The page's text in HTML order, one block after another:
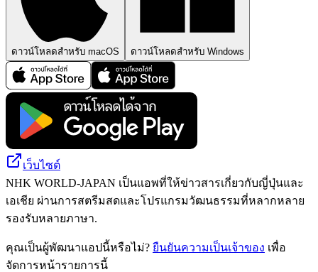
ดาวน์โหลดสำหรับ macOS ดาวน์โหลดสำหรับ Windows
เว็บไซต์
NHK WORLD-JAPAN เป็นแอพที่ให้ข่าวสารเกี่ยวกับญี่ปุ่นและ
เอเชีย ผ่านการสตรีมสดและโปรแกรมวัฒนธรรมที่หลากหลาย
รองรับหลายภาษา.
คุณเป็นผู้พัฒนาแอปนี้หรือไม่? ยืนยันความเป็นเจ้าของ เพื่อ
จัดการหน้ารายการนี้